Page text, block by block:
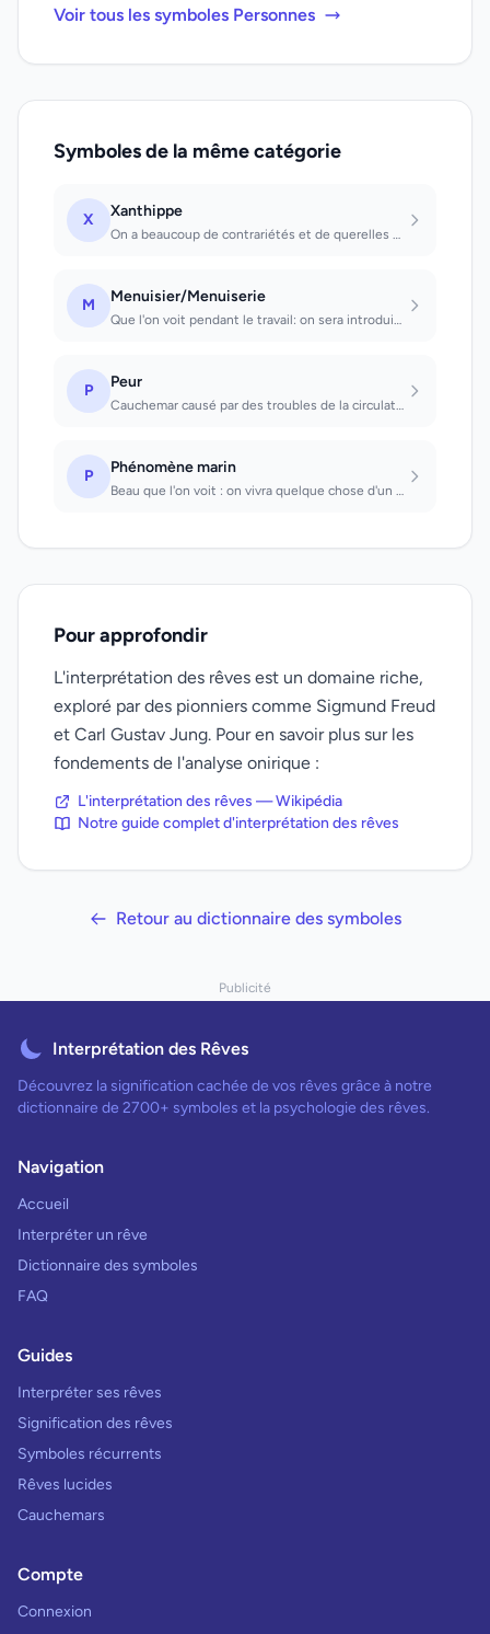
Voir tous les symboles Personnes
Symboles de la même catégorie
X Xanthippe
On a beaucoup de contrariétés et de querelles en amour ou dans son ménage et on...
M Menuisier/Menuiserie
Que l'on voit pendant le travail: on sera introduit par un ami ou une connaissan...
P Peur
Cauchemar causé par des troubles de la circulation et cardiaques. Avoir peur : c...
P Phénomène marin
Beau que l'on voit : on vivra quelque chose d'un charme rare. Horrible : on tomb...
Pour approfondir
L'interprétation des rêves est un domaine riche,
exploré par des pionniers comme Sigmund Freud
et Carl Gustav Jung. Pour en savoir plus sur les
fondements de l'analyse onirique :
L'interprétation des rêves — Wikipédia
Notre guide complet d'interprétation des rêves
Retour au dictionnaire des symboles
Publicité
Interprétation des Rêves
Découvrez la signification cachée de vos rêves grâce à notre
dictionnaire de 2700+ symboles et la psychologie des rêves.
Navigation
Accueil
Interpréter un rêve
Dictionnaire des symboles
FAQ
Guides
Interpréter ses rêves
Signification des rêves
Symboles récurrents
Rêves lucides
Cauchemars
Compte
Connexion